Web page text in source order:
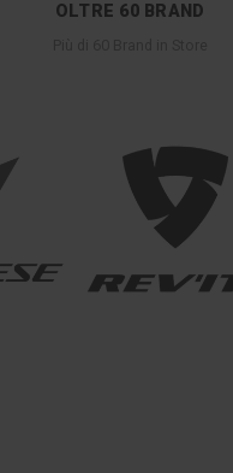
OLTRE 60 BRAND